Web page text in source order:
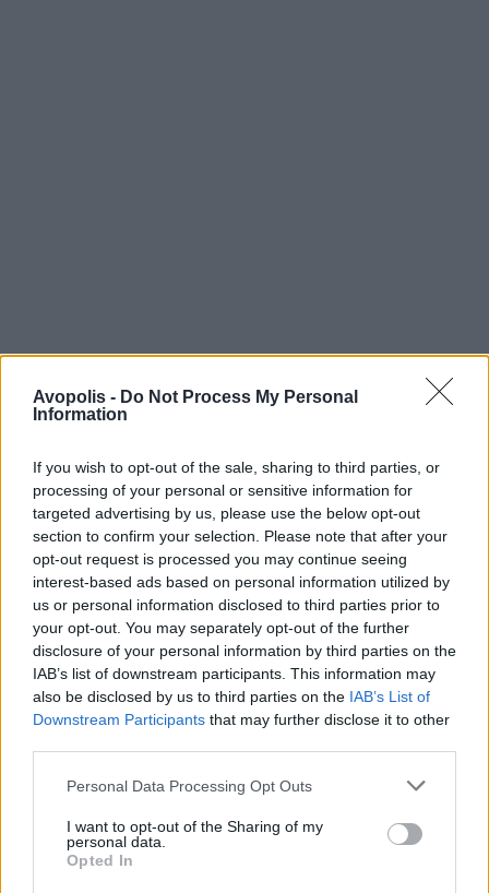
Avopolis - Do Not Process My Personal
Information
If you wish to opt-out of the sale, sharing to third parties, or
processing of your personal or sensitive information for
targeted advertising by us, please use the below opt-out
section to confirm your selection. Please note that after your
opt-out request is processed you may continue seeing
interest-based ads based on personal information utilized by
us or personal information disclosed to third parties prior to
your opt-out. You may separately opt-out of the further
disclosure of your personal information by third parties on the
IAB’s list of downstream participants. This information may
also be disclosed by us to third parties on the IAB’s List of
Downstream Participants that may further disclose it to other
Personal Data Processing Opt Outs
I want to opt-out of the Sharing of my
personal data.
Opted In